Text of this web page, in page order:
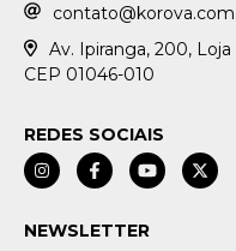
Av. Ipiranga, 200, Loja
CEP 01046-010
REDES SOCIAIS
NEWSLETTER